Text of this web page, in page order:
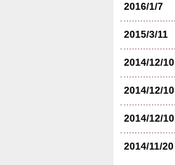
2016/1/7
2015/3/11
2014/12/10
2014/12/10
2014/12/10
2014/11/20